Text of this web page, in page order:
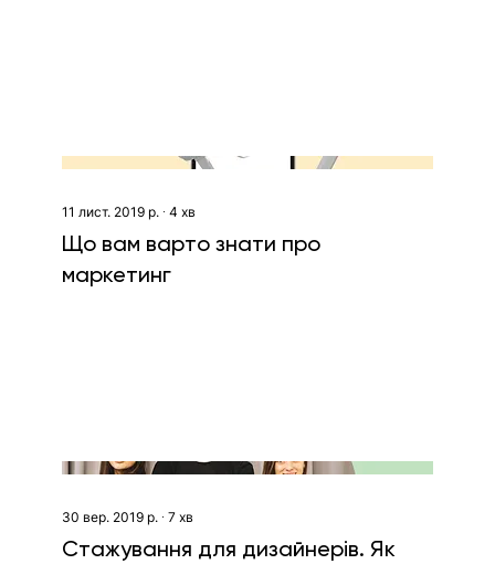
11 лист. 2019 р.∙ 4 хв
Що вам варто знати про
маркетинг
30 вер. 2019 р. ∙ 7 хв
Стажування для дизайнерів. Як